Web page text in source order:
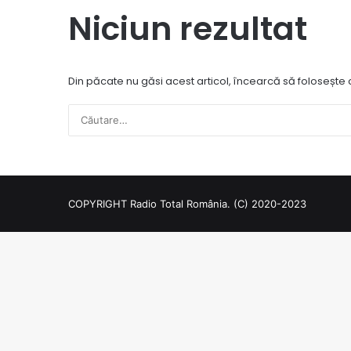
Niciun rezultat
Din păcate nu găsi acest articol, încearcă să folosește
COPYRIGHT Radio Total România. (C) 2020-2023